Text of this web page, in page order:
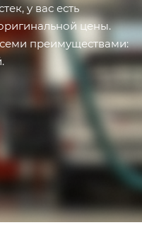
у вас есть
цены.
преимуществами: